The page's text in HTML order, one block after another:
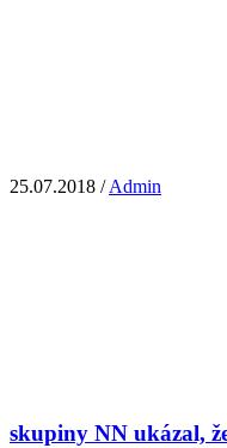
25.07.2018 /Admin
skupiny NN ukázal,